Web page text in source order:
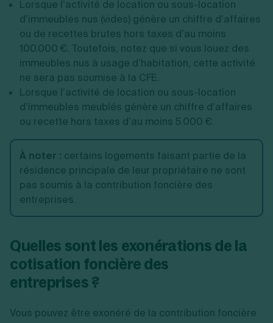
Lorsque l’activité de location ou sous-location
d’immeubles nus (vides) génère un chiffre d’affaires
ou de recettes brutes hors taxes d’au moins
100.000 €. Toutefois, notez que si vous louez des
immeubles nus à usage d’habitation, cette activité
ne sera pas soumise à la CFE.
Lorsque l’activité de location ou sous-location
d’immeubles meublés génère un chiffre d’affaires
ou recette hors taxes d’au moins 5.000 €.
À noter : certains logements faisant partie de la
résidence principale de leur propriétaire ne sont
pas soumis à la contribution foncière des
entreprises.
Quelles sont les exonérations de la
cotisation foncière des
entreprises ?
Vous pouvez être exonéré de la contribution foncière